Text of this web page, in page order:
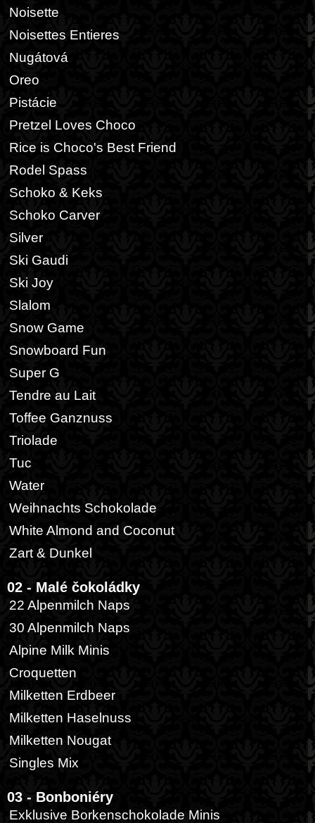
Noisette
Noisettes Entieres
Nugátová
Oreo
Pistácie
Pretzel Loves Choco
Rice is Choco's Best Friend
Rodel Spass
Schoko & Keks
Schoko Carver
Silver
Ski Gaudi
Ski Joy
Slalom
Snow Game
Snowboard Fun
Super G
Tendre au Lait
Toffee Ganznuss
Triolade
Tuc
Water
Weihnachts Schokolade
White Almond and Coconut
Zart & Dunkel
02 - Malé čokoládky
22 Alpenmilch Naps
30 Alpenmilch Naps
Alpine Milk Minis
Croquetten
Milketten Erdbeer
Milketten Haselnuss
Milketten Nougat
Singles Mix
03 - Bonboniéry
Exklusive Borkenschokolade Minis